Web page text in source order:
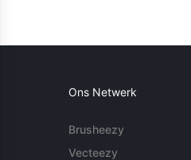
Ons Netwerk
Brusheezy
Vecteezy